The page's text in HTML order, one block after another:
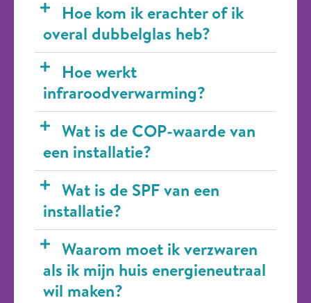
Hoe kom ik erachter of ik
overal dubbelglas heb?
Hoe werkt
infraroodverwarming?
Wat is de COP-waarde van
een installatie?
Wat is de SPF van een
installatie?
Waarom moet ik verzwaren
als ik mijn huis energieneutraal
wil maken?